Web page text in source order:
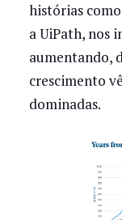
histórias
a UiPath, nos
aumentando,
crescimento
dominadas.